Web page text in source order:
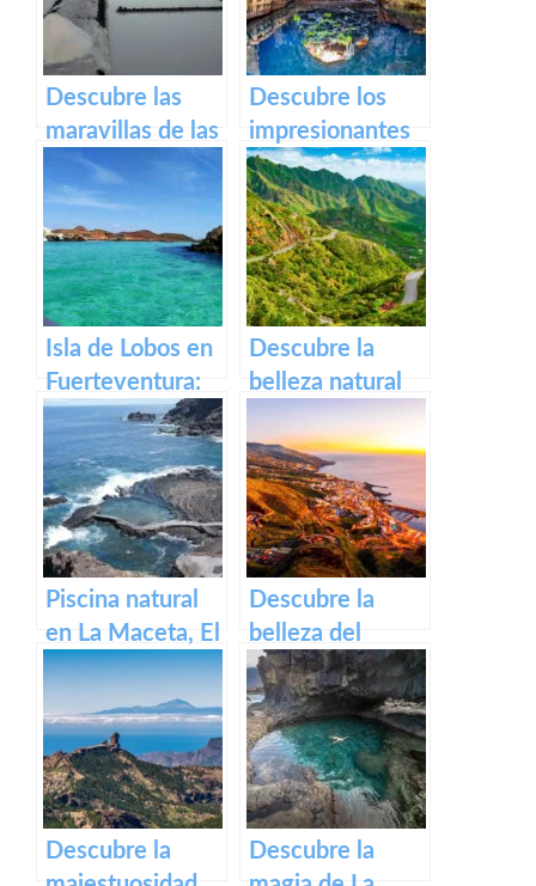
completa del
destino turístico
Descubre las
maravillas de las
Salinas de
Fuencaliente en
la Palma
Descubre los
impresionantes
Jameos del Agua
en Lanzarote:
Una maravilla
natural única en
el mundo
Isla de Lobos en
Fuerteventura:
Descubre el
paraíso natural
de las Canarias
Descubre la
belleza natural
del Macizo de
Anaga en
Tenerife – Guía
turística 2021
Piscina natural
en La Maceta, El
Hierro: una
experiencia
única en
contacto con la
naturaleza
Descubre la
belleza del
volcán de
Cumbre Vieja en
La Palma: Guía
turística para los
amantes de la
naturaleza
Descubre la
Descubre la